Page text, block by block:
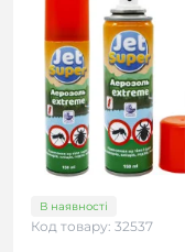
В наявності
Код товару: 32537